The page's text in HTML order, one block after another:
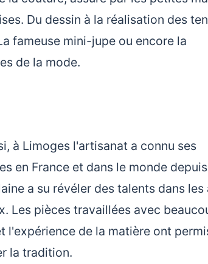
Du dessin à la réalisation des
fameuse mini-jupe ou encore la
de la mode.
à Limoges l'artisanat a connu ses
en France et dans le monde
a su révéler des talents dans les
Les pièces travaillées avec
l'expérience de la matière ont
la tradition.